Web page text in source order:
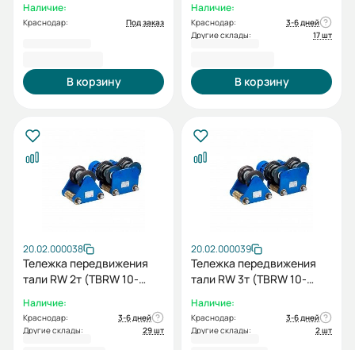
Наличие:
Краснодар: Под заказ
В корзину
(IBRW 10-05/10)
Наличие:
Краснодар:
3-6 дней
Другие склады:
17 шт
В корзину
20.02.000038
Тележка передвижения
тали RW 2т (TBRW 10-
Наличие:
Краснодар:
3-6 дней
Другие склады:
29 шт
20.02.000039
Тележка передвижения
тали RW 3т (TBRW 10-
Наличие:
Краснодар:
3-6 дней
Другие склады:
2 шт